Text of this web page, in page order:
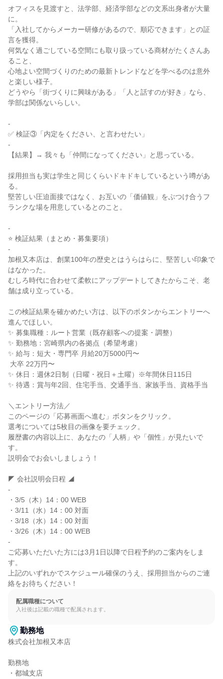
オフィスを見渡すと、法学部、経済学部などの文系出身者が大量
に。
「入社してからメーカー研修があるので、順応できます」との証
言を獲得。
何気なく過ごしている空間にも取り扱っている商材がたくさんあ
ること、
心地よい空間づくりのための最新トレンドなどを学べるのは意外
と楽しい様子。
どうやら「街づくりに興味がある」「人と話すのが好き」なら、
学部は関係ないらしい。
-
✅ 検証③「内定をください、と言わせたい」
-
【結果】→ 我々も「仲間になってください」と思っている。
採用担当も実は学生と同じくらいドキドキしているという噂があ
る。
堅苦しい圧迫面接ではなく、お互いの「価値観」をぶつけ合うフ
ランクな場を用意しているとのこと。
-
⭐ 検証結果（まとめ・募集要項）
-
加根又本店は、創業100年の歴史とはうらはらに、堅苦しい印象で
はなかった。
むしろ時代に合わせて柔軟にアップデートしてきたからこそ、老
舗は成り立っている。
この検証結果を確かめたい方は、以下のボタンからエントリーへ
進んでほしい。
✨ 募集職種：ルート営業（既存顧客への提案・調整）
✨ 勤務地：宮崎県内の各拠点（希望考慮）
✨ 給与：短大・専門卒 月給20万5000円〜
✨ 休日：週休2日制（日曜・祝日＋土曜）※年間休日115日
✨ 待遇：賞与年2回、住宅手当、交通手当、家族手当、資格手当
＼エントリー方法／
このページの「応募画面へ進む」ボタンをクリック。
選考については5枚目の画像を要チェック。
履歴書の内容以上に、あなたの「人柄」や「個性」が見たいで
す。
説明会でお会いしましょう！
◤ 会社説明会日程 ◢
-
・3/5（木）14：00 WEB
・3/11（水）14：00 対面
・3/18（水）14：00 対面
・3/26（木）14：00 WEB
-
ご応募いただいた方には3月1日以降で日程予約のご案内をしま
す。
上記のいずれかでスケジュール確保のうえ、採用担当からのご連
絡をお待ちください！
配属職種について
入社後は記載の職種で配属されます。
勤務地
株式会社加根又本店
勤務地
・都城支店